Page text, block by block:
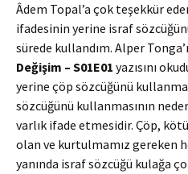
Âdem Topal’a çok teşekkür
ifadesinin yerine israf
sürede kullandım. Alper
Değişim – S01E01 yazısını
yerine çöp sözcüğünü
sözcüğünü kullanmasının
varlık ifade etmesidir. Çöp,
olan ve kurtulmamız gereken
yanında israf sözcüğü kulağa